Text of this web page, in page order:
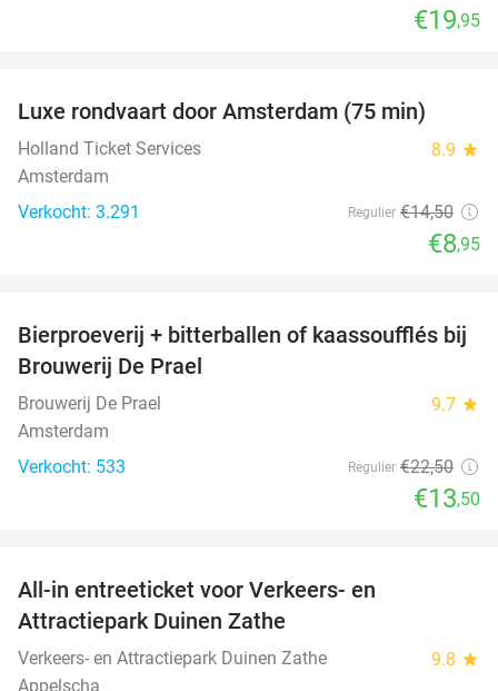
€19,95
Luxe rondvaart door Amsterdam (75 min)
Holland Ticket Services 8.9 star
Amsterdam
Verkocht: 3.291
Regulier €14,50
€8,95
40%
Bierproeverij + bitterballen of kaassoufflés bij
Brouwerij De Prael
Brouwerij De Prael 9.7 star
Amsterdam
Verkocht: 533
Regulier €22,50
€13,50
All-in entreeticket voor Verkeers- en
Attractiepark Duinen Zathe
Verkeers- en Attractiepark Duinen Zathe 9.8 star
Appelscha